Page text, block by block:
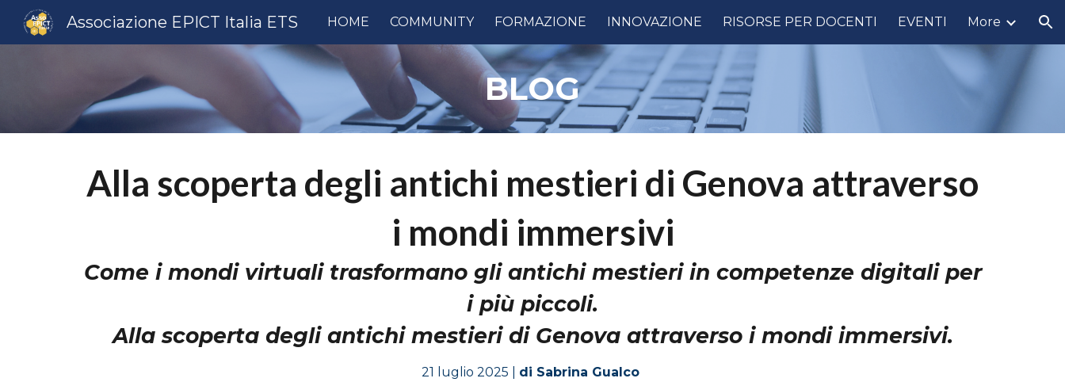
Skip to main content Skip to navigation
Associazione EPICT Italia ETS HOME COMMUNITY FORMAZIONE INNOVAZIONE RISORSE PER DOCENTI EVENTI More
BLOG
Alla scoperta degli antichi mestieri di Genova attraverso
i mondi immersivi
Come i mondi virtuali trasformano gli antichi mestieri in competenze digitali per
i più piccoli.
Alla scoperta degli antichi mestieri di Genova attraverso i mondi immersivi.
21 luglio 2025 | di Sabrina Gualco